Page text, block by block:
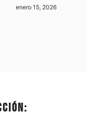
enero 15, 2026